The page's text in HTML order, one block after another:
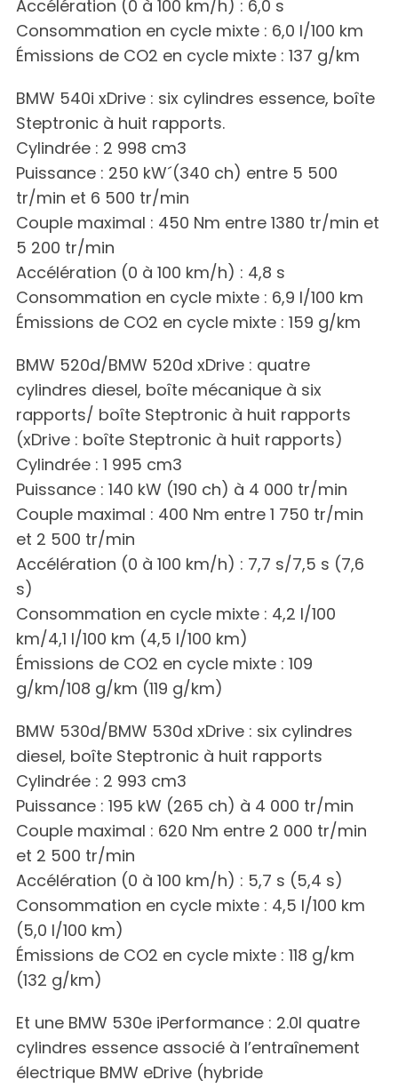
Accélération (0 à 100 km/h) : 6,0 s
Consommation en cycle mixte : 6,0 l/100 km
Émissions de CO2 en cycle mixte : 137 g/km
BMW 540i xDrive : six cylindres essence, boîte
Steptronic à huit rapports.
Cylindrée : 2 998 cm3
Puissance : 250 kW´(340 ch) entre 5 500
tr/min et 6 500 tr/min
Couple maximal : 450 Nm entre 1380 tr/min et
5 200 tr/min
Accélération (0 à 100 km/h) : 4,8 s
Consommation en cycle mixte : 6,9 l/100 km
Émissions de CO2 en cycle mixte : 159 g/km
BMW 520d/BMW 520d xDrive : quatre
cylindres diesel, boîte mécanique à six
rapports/ boîte Steptronic à huit rapports
(xDrive : boîte Steptronic à huit rapports)
Cylindrée : 1 995 cm3
Puissance : 140 kW (190 ch) à 4 000 tr/min
Couple maximal : 400 Nm entre 1 750 tr/min
et 2 500 tr/min
Accélération (0 à 100 km/h) : 7,7 s/7,5 s (7,6
s)
Consommation en cycle mixte : 4,2 l/100
km/4,1 l/100 km (4,5 l/100 km)
Émissions de CO2 en cycle mixte : 109
g/km/108 g/km (119 g/km)
BMW 530d/BMW 530d xDrive : six cylindres
diesel, boîte Steptronic à huit rapports
Cylindrée : 2 993 cm3
Puissance : 195 kW (265 ch) à 4 000 tr/min
Couple maximal : 620 Nm entre 2 000 tr/min
et 2 500 tr/min
Accélération (0 à 100 km/h) : 5,7 s (5,4 s)
Consommation en cycle mixte : 4,5 l/100 km
(5,0 l/100 km)
Émissions de CO2 en cycle mixte : 118 g/km
(132 g/km)
Et une BMW 530e iPerformance : 2.0l quatre
cylindres essence associé à l’entraînement
électrique BMW eDrive (hybride
S
a
r
c
h
f
r
: